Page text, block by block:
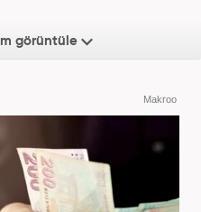
görüntüle
Makroo